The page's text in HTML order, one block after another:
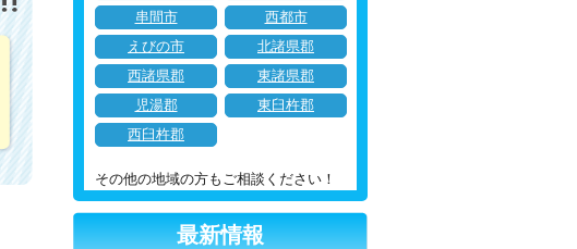
串間市
西都市
えびの市
北諸県郡
西諸県郡
東諸県郡
児湯郡
東臼杵郡
西臼杵郡
その他の地域の方もご相談ください！
最新情報